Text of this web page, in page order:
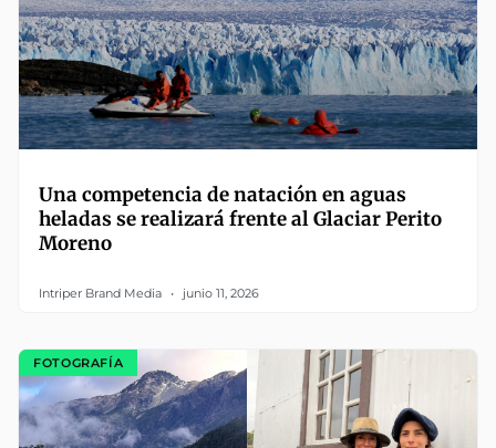
Una competencia de natación en aguas
heladas se realizará frente al Glaciar Perito
Moreno
Intriper Brand Media junio 11, 2026
FOTOGRAFÍA